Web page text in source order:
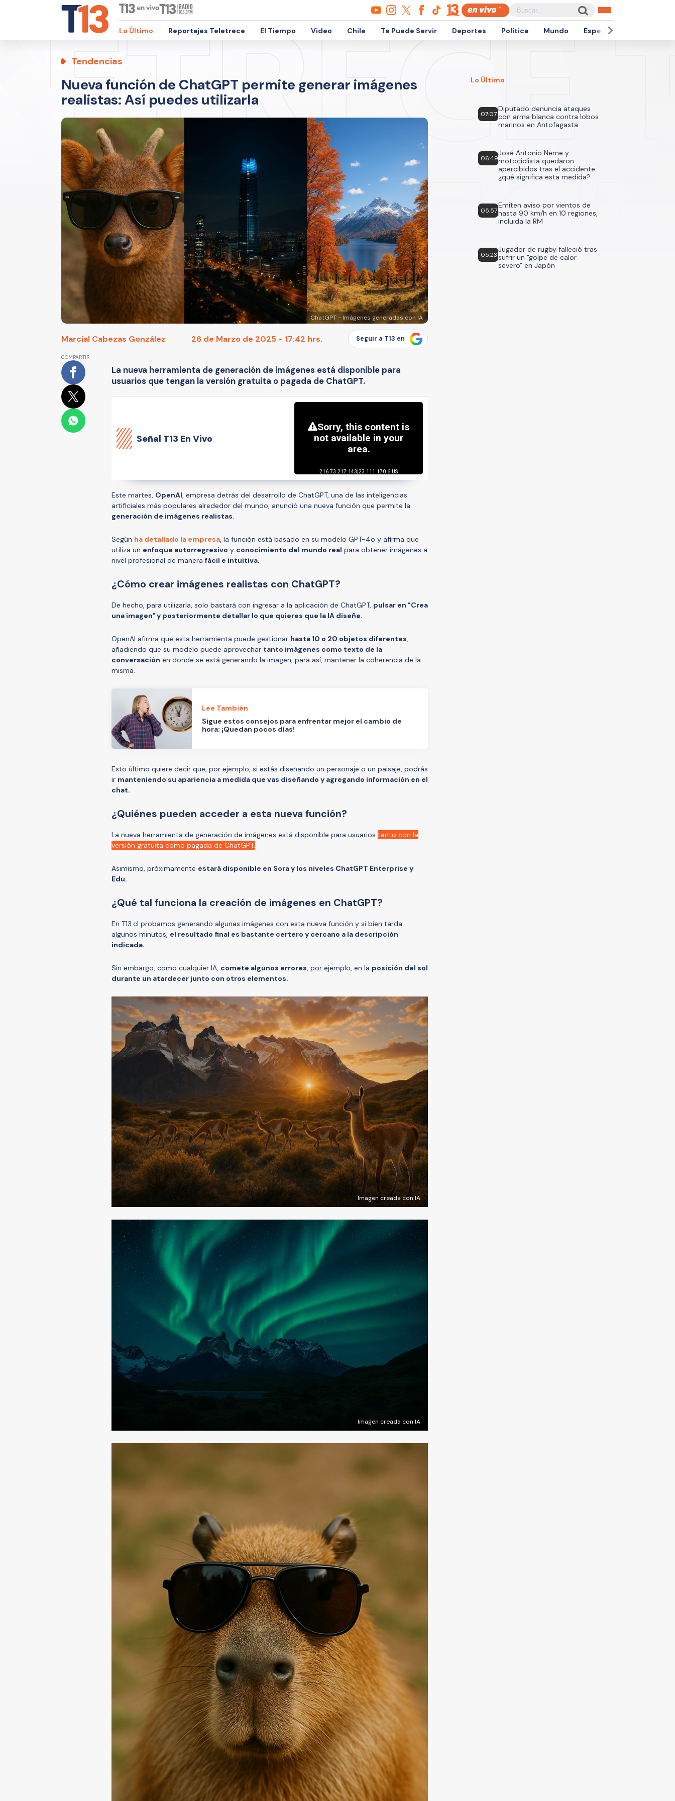
Lo Último Reportajes Teletrece El Tiempo Video Chile Te Puede Servir Deportes Política Mundo Espectáculos
Tendencias
Nueva función de ChatGPT permite generar imágenes
realistas: Así puedes utilizarla
ChatGPT - Imágenes generadas con IA
Marcial Cabezas González 26 de Marzo de 2025 - 17:42 hrs. Seguir a T13 en
COMPARTIR
La nueva herramienta de generación de imágenes está disponible para
usuarios que tengan la versión gratuita o pagada de ChatGPT.
Señal T13 En Vivo
Este martes, OpenAI, empresa detrás del desarrollo de ChatGPT, una de las inteligencias
artificiales más populares alrededor del mundo, anunció una nueva función que permite la
generación de imágenes realistas.
Según ha detallado la empresa, la función está basado en su modelo GPT-4o y afirma que
utiliza un enfoque autorregresivo y conocimiento del mundo real para obtener imágenes a
nivel profesional de manera fácil e intuitiva.
¿Cómo crear imágenes realistas con ChatGPT?
De hecho, para utilizarla, solo bastará con ingresar a la aplicación de ChatGPT, pulsar en "Crea
una imagen" y posteriormente detallar lo que quieres que la IA diseñe.
OpenAI afirma que esta herramienta puede gestionar hasta 10 o 20 objetos diferentes,
añadiendo que su modelo puede aprovechar tanto imágenes como texto de la
conversación en donde se está generando la imagen, para así, mantener la coherencia de la
misma.
Lee También
Sigue estos consejos para enfrentar mejor el cambio de
hora: ¡Quedan pocos días!
Esto último quiere decir que, por ejemplo, si estás diseñando un personaje o un paisaje, podrás
ir manteniendo su apariencia a medida que vas diseñando y agregando información en el
chat.
¿Quiénes pueden acceder a esta nueva función?
La nueva herramienta de generación de imágenes está disponible para usuarios tanto con la
versión gratuita como pagada de ChatGPT.
Asimismo, próximamente estará disponible en Sora y los niveles ChatGPT Enterprise y
Edu.
¿Qué tal funciona la creación de imágenes en ChatGPT?
En T13.cl probamos generando algunas imágenes con esta nueva función y si bien tarda
algunos minutos, el resultado final es bastante certero y cercano a la descripción
indicada.
Sin embargo, como cualquier IA, comete algunos errores, por ejemplo, en la posición del sol
durante un atardecer junto con otros elementos.
Imagen creada con IA
Imagen creada con IA
Lo Último
07:07
Diputado denuncia ataques
con arma blanca contra lobos
marinos en Antofagasta
06:49
José Antonio Neme y
motociclista quedaron
apercibidos tras el accidente:
¿qué significa esta medida?
05:57
Emiten aviso por vientos de
hasta 90 km/h en 10 regiones,
incluida la RM
05:23
Jugador de rugby falleció tras
sufrir un "golpe de calor
severo" en Japón